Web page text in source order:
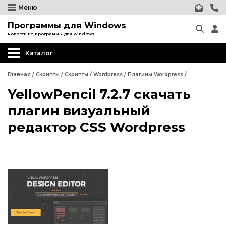
Меню
Программы для Windows
новости ит, программы для windows
Каталог
Релизы CMS Wordpress
Плагины Wordpress
Шаблоны Wordpress
Главная / Скрипты / Скрипты / Wordpress / Плагины Wordpress /
YellowPencil 7.2.7 скачать
плагин визуальный
редактор CSS Wordpress
Wordpress
Релизы CMS Wordpress
Плагины Wordpress